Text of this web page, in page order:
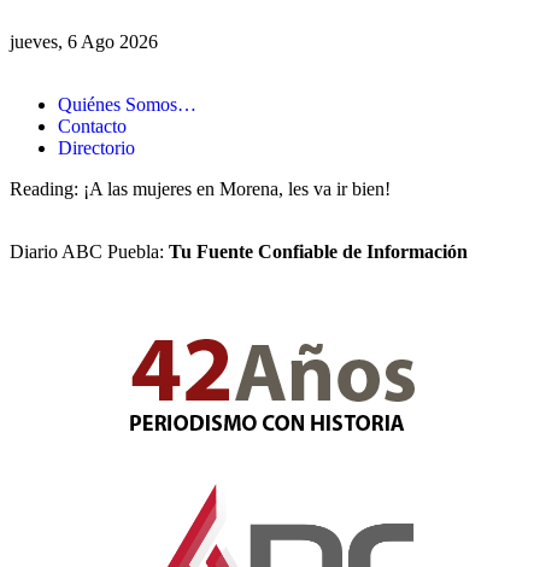
jueves, 6 Ago 2026
Quiénes Somos…
Contacto
Directorio
Reading: ¡A las mujeres en Morena, les va ir bien!
Diario ABC Puebla: Tu Fuente Confiable de Información